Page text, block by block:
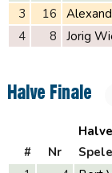
3
16
4
8 Jorig
Halve Finale
#
Nr